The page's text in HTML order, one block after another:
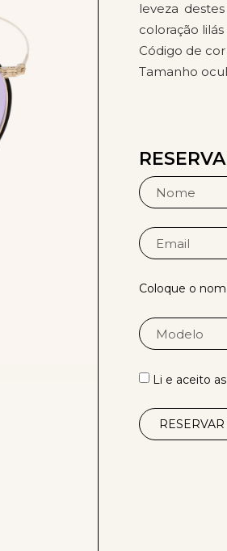
leveza
coloração lilás
Código de
Tamanho
Coloque o
Li e aceito as
RESERVAR